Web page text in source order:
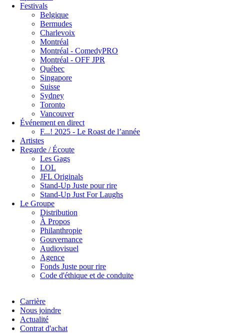
Festivals
Belgique
Bermudes
Charlevoix
Montréal
Montréal - ComedyPRO
Montréal - OFF JPR
Québec
Singapore
Suisse
Sydney
Toronto
Vancouver
Événement en direct
F...! 2025 - Le Roast de l’année
Artistes
Regarde / Écoute
Les Gags
LOL
JFL Originals
Stand-Up Juste pour rire
Stand-Up Just For Laughs
Le Groupe
Distribution
À Propos
Philanthropie
Gouvernance
Audiovisuel
Agence
Fonds Juste pour rire
Code d'éthique et de conduite
Carrière
Nous joindre
Actualité
Contrat d'achat